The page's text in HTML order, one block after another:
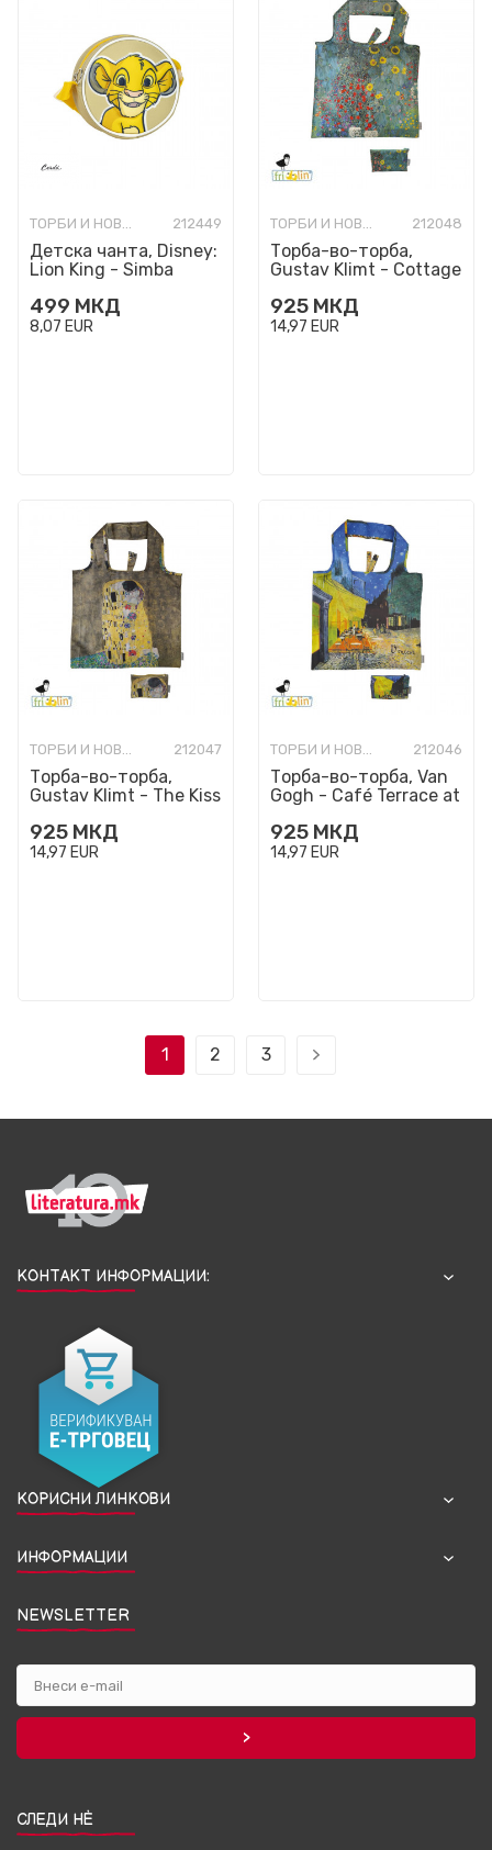
ТОРБИ И НОВЧАНИЦИ МОДНИ 212449
Детска чанта, Disney:
Lion King - Simba
499 МКД
8,07 EUR
ТОРБИ И НОВЧАНИЦИ МОДНИ 212048
Торба-во-торба,
Gustav Klimt - Cottage
925 МКД
14,97 EUR
ТОРБИ И НОВЧАНИЦИ МОДНИ 212047
Торба-во-торба,
Gustav Klimt - The Kiss
925 МКД
14,97 EUR
ТОРБИ И НОВЧАНИЦИ МОДНИ 212046
Торба-во-торба, Van
Gogh - Café Terrace at
925 МКД
14,97 EUR
1 2 3
КОНТАКТ ИНФОРМАЦИИ:
КОРИСНИ ЛИНКОВИ
ИНФОРМАЦИИ
NEWSLETTER
СЛЕДИ НЀ